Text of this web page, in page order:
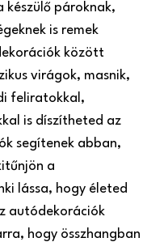
készülő pároknak,
is remek
között
virágok, masnik,
feliratokkal,
is díszítheted az
segítenek abban,
a
lássa, hogy életed
autódekorációk
hogy összhangban